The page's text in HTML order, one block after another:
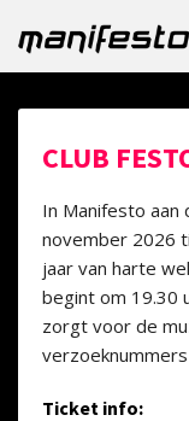
CLUB
In Manifesto aan
november 2026
jaar van harte
begint om 19.30
zorgt voor de
Ticket info: